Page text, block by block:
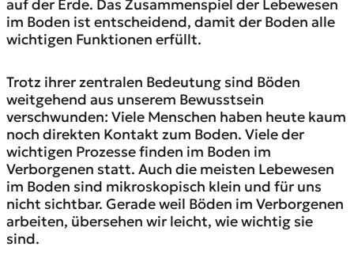
auf der Erde. Das Zusammenspiel der Lebewesen
im Boden ist entscheidend, damit der Boden alle
wichtigen Funktionen erfüllt.
Trotz ihrer zentralen Bedeutung sind Böden
weitgehend aus unserem Bewusstsein
verschwunden: Viele Menschen haben heute kaum
noch direkten Kontakt zum Boden. Viele der
wichtigen Prozesse finden im Boden im
Verborgenen statt. Auch die meisten Lebewesen
im Boden sind mikroskopisch klein und für uns
nicht sichtbar. Gerade weil Böden im Verborgenen
arbeiten, übersehen wir leicht, wie wichtig sie
sind.